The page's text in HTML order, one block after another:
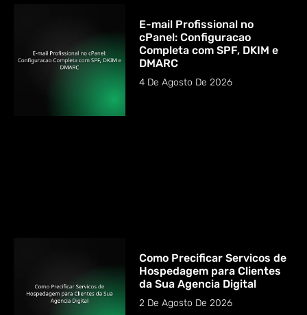
E-mail Profissional no
cPanel: Configuracao
Completa com SPF, DKIM e
DMARC
4 De Agosto De 2026
Como Precificar Servicos de
Hospedagem para Clientes
da Sua Agencia Digital
2 De Agosto De 2026